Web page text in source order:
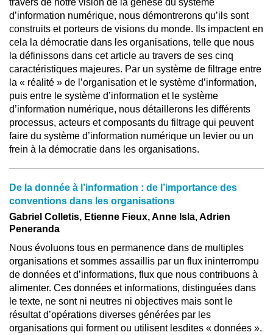
travers de notre vision de la genèse du système
d’information numérique, nous démontrerons qu’ils sont
construits et porteurs de visions du monde. Ils impactent en
cela la démocratie dans les organisations, telle que nous
la définissons dans cet article au travers de ses cinq
caractéristiques majeures. Par un système de filtrage entre
la « réalité » de l’organisation et le système d’information,
puis entre le système d’information et le système
d’information numérique, nous détaillerons les différents
processus, acteurs et composants du filtrage qui peuvent
faire du système d’information numérique un levier ou un
frein à la démocratie dans les organisations.
De la donnée à l’information : de l’importance des
conventions dans les organisations
Gabriel Colletis, Etienne Fieux, Anne Isla, Adrien
Peneranda
Nous évoluons tous en permanence dans de multiples
organisations et sommes assaillis par un flux ininterrompu
de données et d’informations, flux que nous contribuons à
alimenter. Ces données et informations, distinguées dans
le texte, ne sont ni neutres ni objectives mais sont le
résultat d’opérations diverses générées par les
organisations qui forment ou utilisent lesdites « données ».